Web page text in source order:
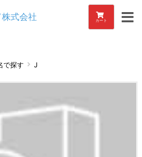
式会社 カート
で探す J